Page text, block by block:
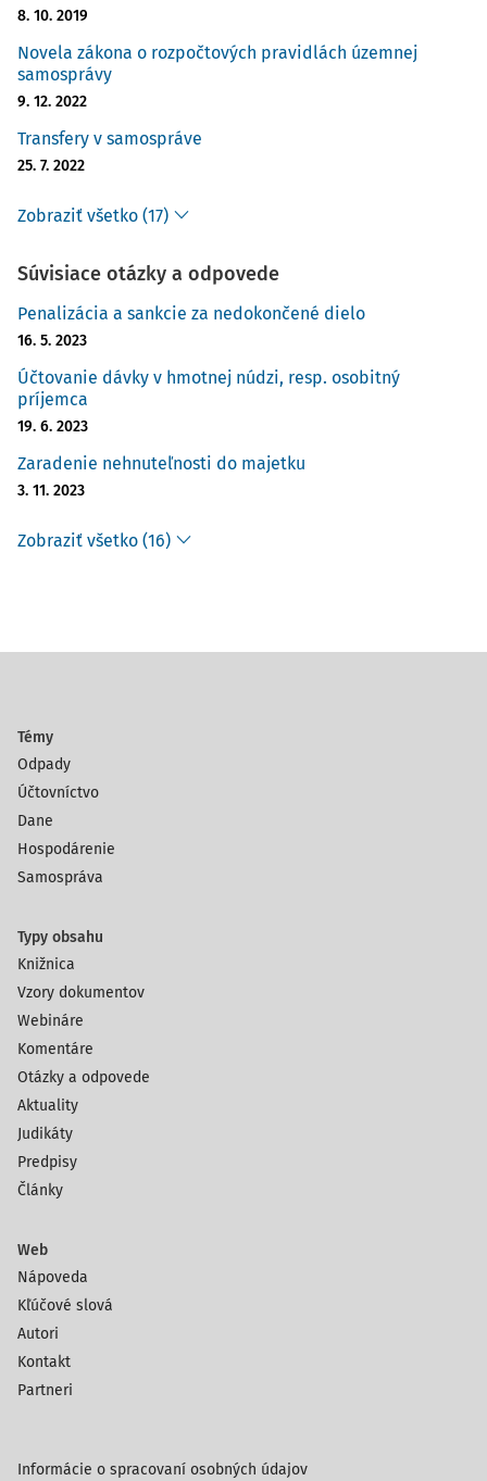
8. 10. 2019
Novela zákona o rozpočtových pravidlách územnej
samosprávy
9. 12. 2022
Transfery v samospráve
25. 7. 2022
Zobraziť všetko (17)
Súvisiace otázky a odpovede
Penalizácia a sankcie za nedokončené dielo
16. 5. 2023
Účtovanie dávky v hmotnej núdzi, resp. osobitný
príjemca
19. 6. 2023
Zaradenie nehnuteľnosti do majetku
3. 11. 2023
Zobraziť všetko (16)
Témy
Odpady
Účtovníctvo
Dane
Hospodárenie
Samospráva
Typy obsahu
Knižnica
Vzory dokumentov
Webináre
Komentáre
Otázky a odpovede
Aktuality
Judikáty
Predpisy
Články
Web
Nápoveda
Kľúčové slová
Autori
Kontakt
Partneri
Informácie o spracovaní osobných údajov